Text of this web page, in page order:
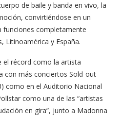
de baile y banda en vivo, la
convirtiéndose en un
funciones completamente
Litinoamérica y España.
el récord como la artista
con más conciertos Sold-out
como en el Auditorio Nacional
como una de las “artistas
en gira”, junto a Madonna